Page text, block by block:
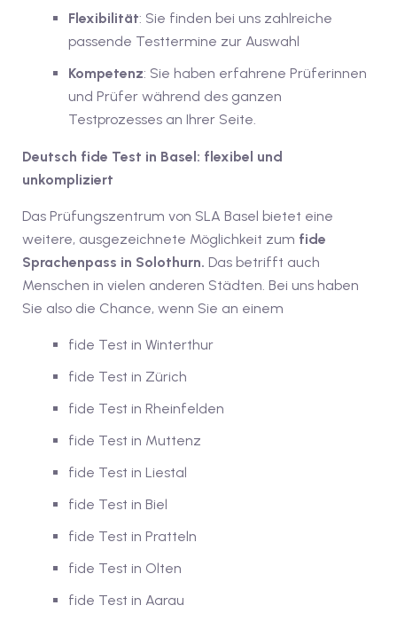
Deutsch B2
Deutsch C1
Deutsch C1
C1
A1
Deutschkurse mit
Flexibilität: Sie finden bei uns zahlreiche
passende Testtermine zur Auswahl
Kompetenz: Sie haben erfahrene Prüferinnen
und Prüfer während des ganzen
Testprozesses an Ihrer Seite.
Deutsch fide Test in Basel: flexibel und
unkompliziert
Das Prüfungszentrum von SLA Basel bietet eine
weitere, ausgezeichnete Möglichkeit zum fide
Sprachenpass in Solothurn. Das betrifft auch
Menschen in vielen anderen Städten. Bei uns haben
Sie also die Chance, wenn Sie an einem
fide Test in Winterthur
fide Test in Zürich
fide Test in Rheinfelden
fide Test in Muttenz
fide Test in Liestal
fide Test in Biel
fide Test in Pratteln
fide Test in Olten
fide Test in Aarau